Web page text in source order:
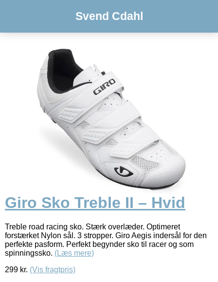
Svend Cdahl
Giro Sko Treble II – Hvid
Treble road racing sko. Stærk overlæder. Optimeret
forstærket Nylon sål. 3 stropper. Giro Aegis indersål for den
perfekte pasform. Perfekt begynder sko til racer og som
spinningssko. (Læs mere)
299 kr. (Vis fragtpris)